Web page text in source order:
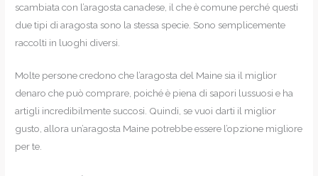
scambiata con l’aragosta canadese, il che è comune perché questi
due tipi di aragosta sono la stessa specie. Sono semplicemente
raccolti in luoghi diversi.
Molte persone credono che l’aragosta del Maine sia il miglior
denaro che può comprare, poiché è piena di sapori lussuosi e ha
artigli incredibilmente succosi. Quindi, se vuoi darti il miglior
gusto, allora un’aragosta Maine potrebbe essere l’opzione migliore
per te.